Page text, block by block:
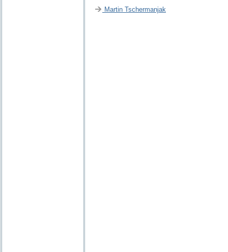
Martin Tschermanjak